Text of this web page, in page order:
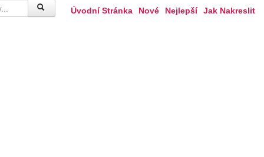
Úvodní Stránka Nové Nejlepší Jak Nakreslit